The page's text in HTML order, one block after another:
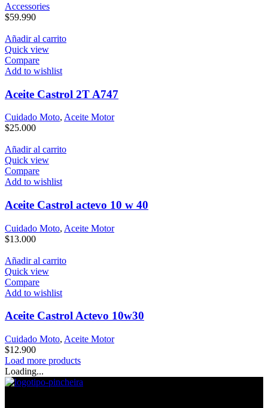
Accessories
$59.990
Añadir al carrito
Quick view
Compare
Add to wishlist
Aceite Castrol 2T A747
Cuidado Moto, Aceite Motor
$25.000
Añadir al carrito
Quick view
Compare
Add to wishlist
Aceite Castrol actevo 10 w 40
Cuidado Moto, Aceite Motor
$13.000
Añadir al carrito
Quick view
Compare
Add to wishlist
Aceite Castrol Actevo 10w30
Cuidado Moto, Aceite Motor
$12.900
Load more products
Loading...